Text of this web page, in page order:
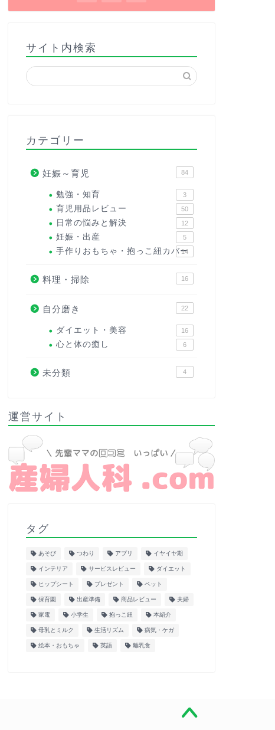
サイト内検索
カテゴリー
妊娠～育児 84
勉強・知育 3
育児用品レビュー 50
日常の悩みと解決 12
妊娠・出産 5
手作りおもちゃ・抱っこ紐カバー
14
料理・掃除 16
自分磨き 22
ダイエット・美容 16
心と体の癒し 6
未分類 4
運営サイト
タグ
あそび つわり アプリ イヤイヤ期
インテリア サービスレビュー ダイエット
ヒップシート プレゼント ペット
保育園 出産準備 商品レビュー 夫婦
家電 小学生 抱っこ紐 本紹介
母乳とミルク 生活リズム 病気・ケガ
絵本・おもちゃ 英語 離乳食